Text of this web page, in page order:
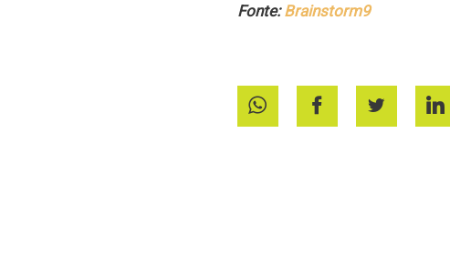
Fonte:Brainstorm9